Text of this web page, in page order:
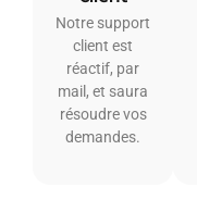
Notre support
client est
réactif, par
mail, et saura
résoudre vos
demandes.